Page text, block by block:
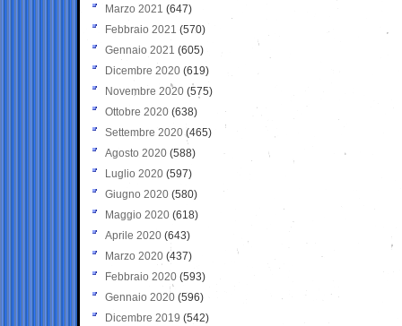
Marzo 2021 (647)
Febbraio 2021 (570)
Gennaio 2021 (605)
Dicembre 2020 (619)
Novembre 2020 (575)
Ottobre 2020 (638)
Settembre 2020(465)
Agosto 2020 (588)
Luglio 2020 (597)
Giugno 2020 (580)
Maggio 2020 (618)
Aprile 2020 (643)
Marzo 2020 (437)
Febbraio 2020 (593)
Gennaio 2020 (596)
Dicembre 2019 (542)